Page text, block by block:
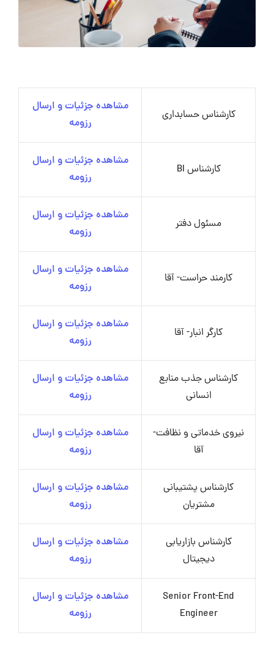
کارشناس حسابداری
مشاهده جزئیات و ارسال
رزومه
کارشناس BI
مشاهده جزئیات و ارسال
رزومه
مسئول دفتر
مشاهده جزئیات و ارسال
رزومه
کارمند حراست- آقا
مشاهده جزئیات و ارسال
رزومه
کارگر انبار- آقا
مشاهده جزئیات و ارسال
رزومه
کارشناس جذب منابع
انسانی
مشاهده جزئیات و ارسال
رزومه
نیروی خدماتی و نظافت-
آقا
مشاهده جزئیات و ارسال
رزومه
کارشناس پشتیبانی
مشتریان
مشاهده جزئیات و ارسال
رزومه
کارشناس بازاریابی
دیجیتال
مشاهده جزئیات و ارسال
رزومه
Senior Front-End
Engineer
مشاهده جزئیات و ارسال
رزومه